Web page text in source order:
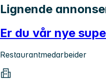
Lignende
Er du vår nye
Restaurantmedarbeider